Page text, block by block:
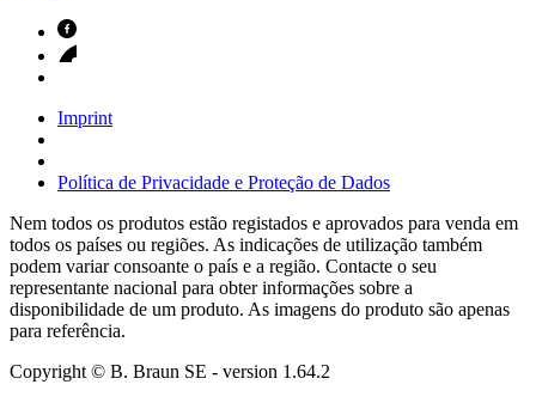
Imprint
Política de Privacidade e Proteção de Dados
Nem todos os produtos estão registados e aprovados para venda em
todos os países ou regiões. As indicações de utilização também
podem variar consoante o país e a região. Contacte o seu
representante nacional para obter informações sobre a
disponibilidade de um produto. As imagens do produto são apenas
para referência.
Copyright © B. Braun SE - version 1.64.2